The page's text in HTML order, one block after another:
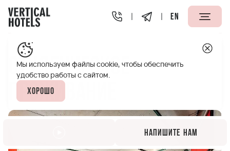
EN
Апарт-отели Vertical
Студенческое
проживание
Мы используем файлы cookie, чтобы обеспечить
удобство работы с сайтом.
Хорошо
Напишите нам